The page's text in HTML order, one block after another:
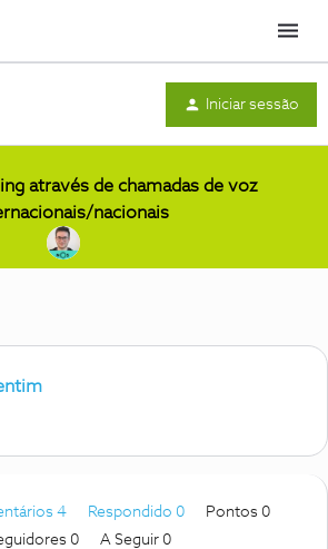
Menu
Iniciar sessão
através de chamadas de voz
nacionais
4 Respondido 0
Pontos 0
0 A Seguir 0